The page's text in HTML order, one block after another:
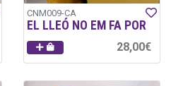
CNM009-CA
EL LLEÓ NO EM FA POR
28,00€